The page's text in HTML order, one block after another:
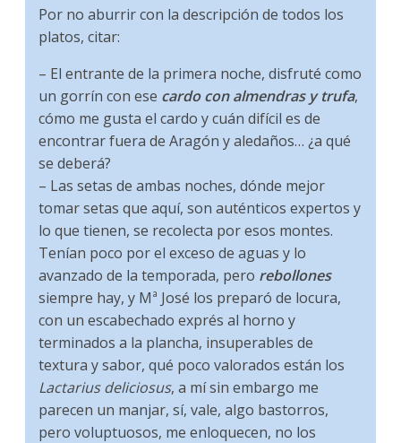
Por no aburrir con la descripción de todos los
platos, citar:
– El entrante de la primera noche, disfruté como
un gorrín con ese cardo con almendras y trufa,
cómo me gusta el cardo y cuán difícil es de
encontrar fuera de Aragón y aledaños… ¿a qué
se deberá?
– Las setas de ambas noches, dónde mejor
tomar setas que aquí, son auténticos expertos y
lo que tienen, se recolecta por esos montes.
Tenían poco por el exceso de aguas y lo
avanzado de la temporada, pero rebollones
siempre hay, y Mª José los preparó de locura,
con un escabechado exprés al horno y
terminados a la plancha, insuperables de
textura y sabor, qué poco valorados están los
Lactarius deliciosus, a mí sin embargo me
parecen un manjar, sí, vale, algo bastorros,
pero voluptuosos, me enloquecen, no los